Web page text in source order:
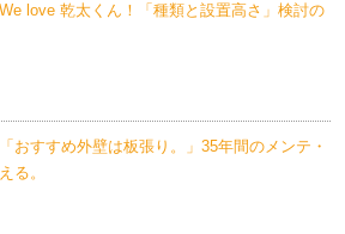
We love 乾太くん！「種類と設置高さ」検討の
「おすすめ外壁は板張り。」35年間のメンテ・
る。